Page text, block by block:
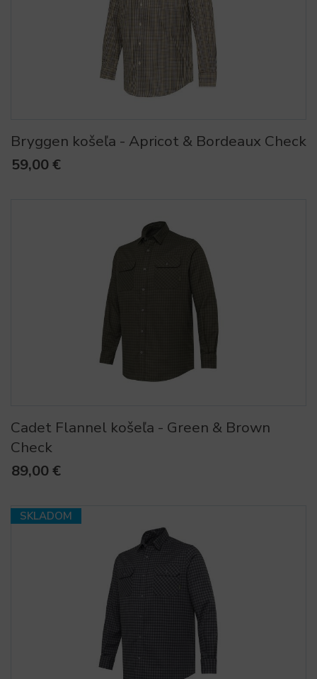
Bryggen košeľa - Apricot & Bordeaux Check
59,00 €
Cadet Flannel košeľa - Green & Brown
Check
89,00 €
SKLADOM